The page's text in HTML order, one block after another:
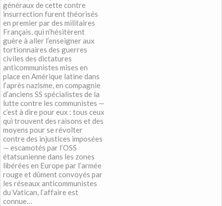
généraux de cette contre
insurrection furent théorisés
en premier par des militaires
Français, qui n’hésitèrent
guère à aller l’enseigner aux
tortionnaires des guerres
civiles des dictatures
anticommunistes mises en
place en Amérique latine dans
l’après nazisme, en compagnie
d’anciens SS spécialistes de la
lutte contre les communistes —
c’est à dire pour eux : tous ceux
qui trouvent des raisons et des
moyens pour se révolter
contre des injustices imposées
— escamotés par l’OSS
étatsunienne dans les zones
libérées en Europe par l’armée
rouge et dûment convoyés par
les réseaux anticommunistes
du Vatican, l’affaire est
connue…